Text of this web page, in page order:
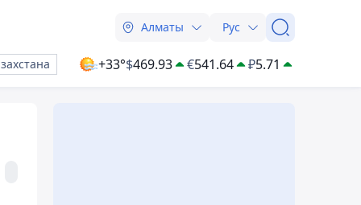
Алматы Рус
+33°$469.93 €541.64 ₽5.71